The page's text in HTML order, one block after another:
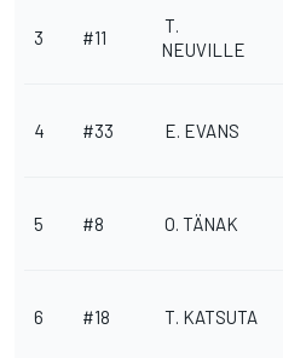
3 #11
T.
NEUVILLE
4 #33 E. EVANS
5 #8 O. TÄNAK
6 #18 T. KATSUTA